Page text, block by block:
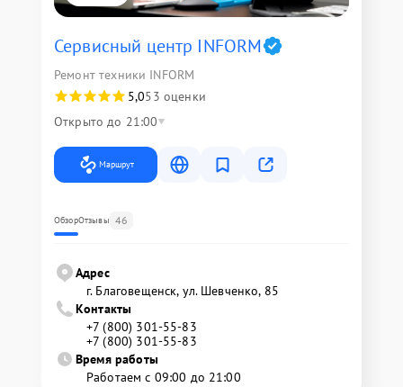
Сервисный центр INFORM
Ремонт техники INFORM
5,053 оценки
Открыто до 21:00
Маршрут
ОбзорОтзывы 46
Адрес
г. Благовещенск, ул. Шевченко, 85
Контакты
+7 (800) 301-55-83
+7 (800) 301-55-83
Время работы
Работаем с 09:00 до 21:00